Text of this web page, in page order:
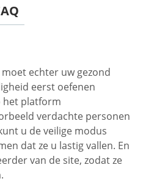
moet echter uw gezond
eerst oefenen
het platform
verdachte personen
u de veilige modus
dat ze u lastig vallen. En
van de site, zodat ze